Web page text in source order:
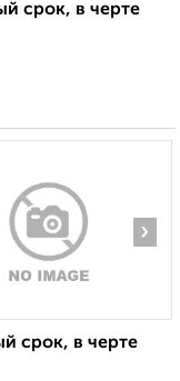
срок, в черте
›
срок, в черте